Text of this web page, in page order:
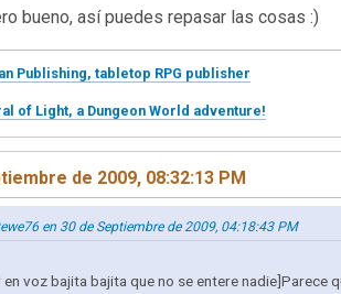
bueno, así puedes repasar las cosas :)
Publishing, tabletop RPG publisher
of Light, a Dungeon World adventure!
de 2009, 08:32:13 PM
en 30 de Septiembre de 2009, 04:18:43 PM
en voz bajita bajita que no se entere nadie]Parece